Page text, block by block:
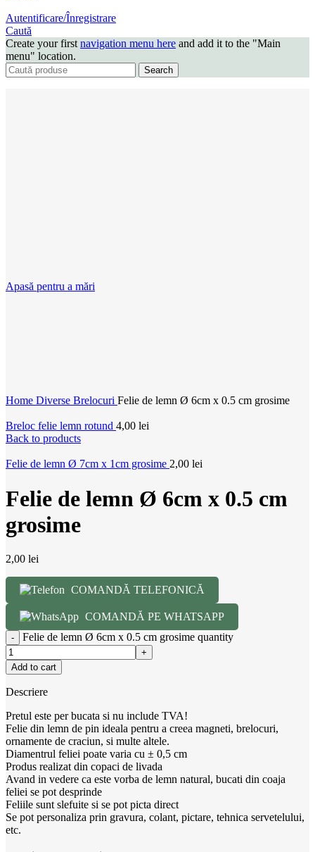
Autentificare/Înregistrare
Caută
Create your first navigation menu here and add it to the "Main
menu" location.
Search
Apasă pentru a mări
Home Diverse Brelocuri Felie de lemn Ø 6cm x 0.5 cm grosime
Breloc felie lemn rotund 4,00 lei
Back to products
Felie de lemn Ø 7cm x 1cm grosime 2,00 lei
Felie de lemn Ø 6cm x 0.5 cm
grosime
2,00 lei
COMANDĂ TELEFONICĂ
COMANDĂ PE WHATSAPP
Felie de lemn Ø 6cm x 0.5 cm grosime quantity
Add to cart
Descriere
Pretul este per bucata si nu include TVA!
Felie din lemn de pin ideala pentru a creea magneti, brelocuri,
ornamente de craciun, si multe altele.
Diamentrul feliei poate varia cu ± 0,5 cm
Produs realizat din copaci de livada
Avand in vedere ca este vorba de lemn natural, bucati din coaja
feliei se pot desprinde
Feliile sunt slefuite si se pot picta direct
Se pot personaliza prin gravura, colant, pictare, tehnica servetelului,
etc.